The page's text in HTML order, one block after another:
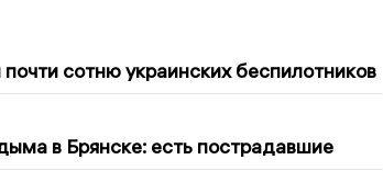
сотню украинских беспилотников
в Брянске: есть пострадавшие